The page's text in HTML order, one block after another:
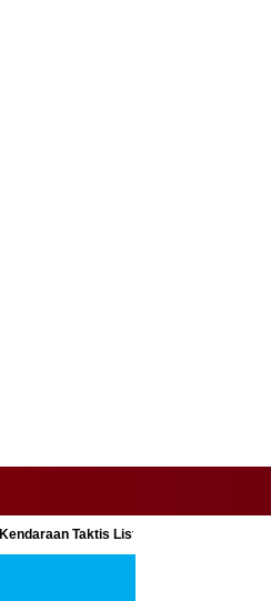
Kendaraan Taktis Listrik Maung MV3